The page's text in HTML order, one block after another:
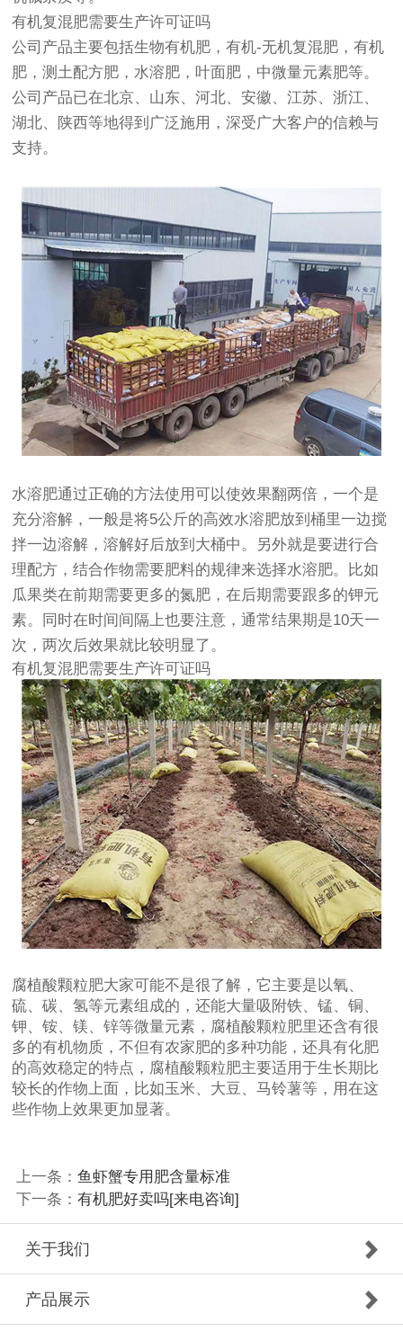
有机复混肥需要生产许可证吗
公司产品主要包括生物有机肥，有机-无机复混肥，有机
肥，测土配方肥，水溶肥，叶面肥，中微量元素肥等。
公司产品已在北京、山东、河北、安徽、江苏、浙江、
湖北、陕西等地得到广泛施用，深受广大客户的信赖与
支持。
水溶肥通过正确的方法使用可以使效果翻两倍，一个是
充分溶解，一般是将5公斤的高效水溶肥放到桶里一边搅
拌一边溶解，溶解好后放到大桶中。另外就是要进行合
理配方，结合作物需要肥料的规律来选择水溶肥。比如
瓜果类在前期需要更多的氮肥，在后期需要跟多的钾元
素。同时在时间间隔上也要注意，通常结果期是10天一
次，两次后效果就比较明显了。
有机复混肥需要生产许可证吗
腐植酸颗粒肥大家可能不是很了解，它主要是以氧、
硫、碳、氢等元素组成的，还能大量吸附铁、锰、铜、
钾、铵、镁、锌等微量元素，腐植酸颗粒肥里还含有很
多的有机物质，不但有农家肥的多种功能，还具有化肥
的高效稳定的特点，腐植酸颗粒肥主要适用于生长期比
较长的作物上面，比如玉米、大豆、马铃薯等，用在这
些作物上效果更加显著。
上一条： 鱼虾蟹专用肥含量标准
下一条： 有机肥好卖吗[来电咨询]
关于我们
产品展示